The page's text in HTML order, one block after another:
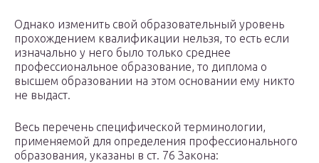
Однако изменить свой образовательный уровень
прохождением квалификации нельзя, то есть если
изначально у него было только среднее
профессиональное образование, то диплома о
высшем образовании на этом основании ему никто
не выдаст.
Весь перечень специфической терминологии,
применяемой для определения профессионального
образования, указаны в ст. 76 Закона: